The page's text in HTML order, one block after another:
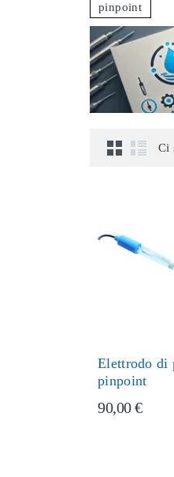
pinpoint
Ci
Elettrodo di
pinpoint
90,00 €